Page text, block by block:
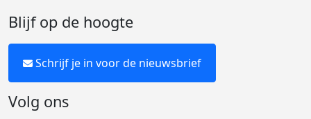
Blijf op de hoogte
Schrijf je in voor de nieuwsbrief
Volg ons